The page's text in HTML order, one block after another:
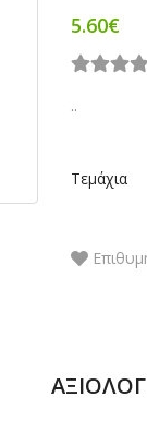
5.60€
..
Τεμάχια